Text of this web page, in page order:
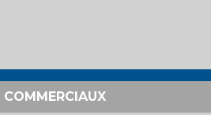
COMMERCIAUX